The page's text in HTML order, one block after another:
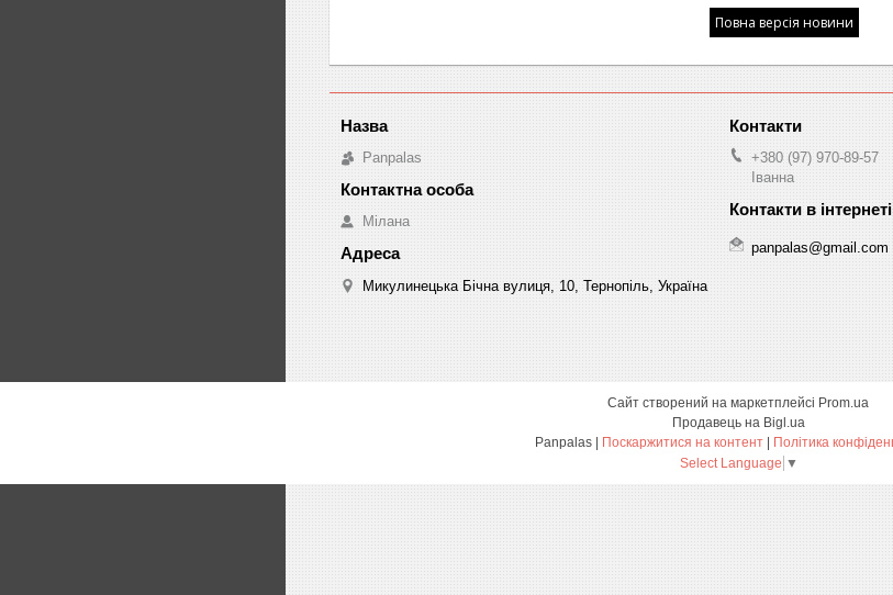
Повна версія новини
Panpalas
Мілана
Микулинецька Бічна вулиця, 10, Тернопіль, Україна
+380 (97) 970-89-57
Іванна
panpalas@gmail.com
Сайт створений на маркетплейсі Prom.ua
Продавець на Bigl.ua
Поскаржитися на контент
Політика
Select Language ▼